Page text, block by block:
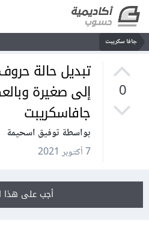
جافا سكريبت
0
تبديل حالة
إلى صغيرة
جافاسكريبت
بواسطة توفيق اسحيمة
7 أكتوبر 2021
أجب على هذا